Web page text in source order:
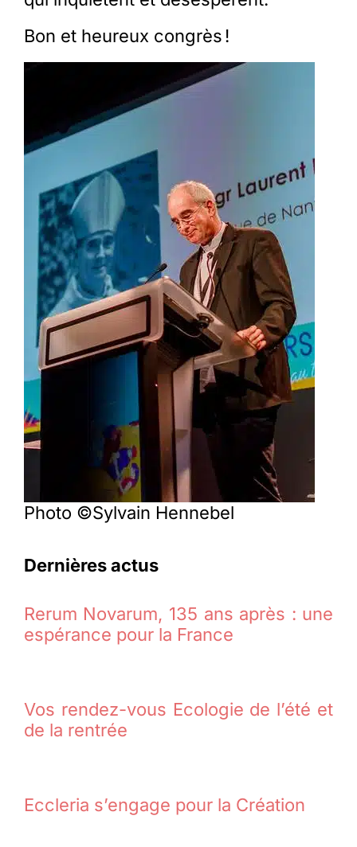
Bon et heureux congrès !
Photo ©Sylvain Hennebel
Dernières actus
Rerum Novarum, 135 ans après : une
espérance pour la France
Vos rendez-vous Ecologie de l’été et
de la rentrée
Eccleria s’engage pour la Création